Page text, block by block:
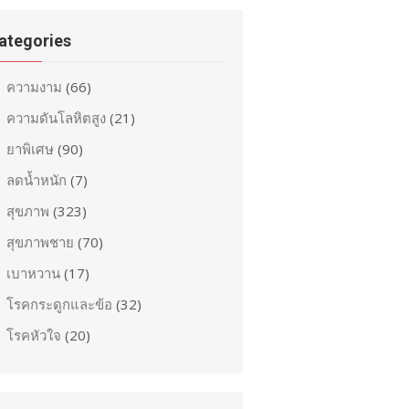
ความงาม (66)
ความดันโลหิตสูง (21)
ยาพิเศษ (90)
ลดน้ำหนัก (7)
สุขภาพ (323)
สุขภาพชาย (70)
เบาหวาน (17)
โรคกระดูกและข้อ (32)
โรคหัวใจ (20)